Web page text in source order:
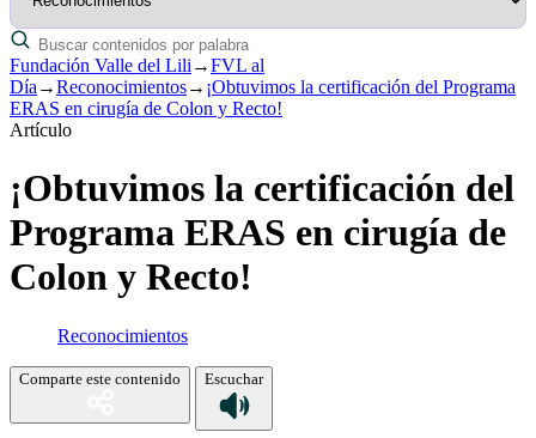
Fundación Valle del Lili →FVL al
Día →Reconocimientos→ ¡Obtuvimos la certificación del Programa
ERAS en cirugía de Colon y Recto!
Artículo
¡Obtuvimos la certificación del
Programa ERAS en cirugía de
Colon y Recto!
Reconocimientos
Comparte este contenido Escuchar